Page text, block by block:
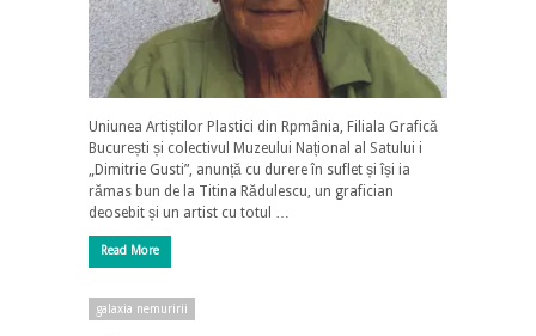
Uniunea Artiștilor Plastici din Rpmânia, Filiala Grafică
București și colectivul Muzeului Național al Satului i
„Dimitrie Gusti”, anunță cu durere în suflet și își ia
rămas bun de la Titina Rădulescu, un grafician
deosebit și un artist cu totul …
Read More
galaxia nemuririi